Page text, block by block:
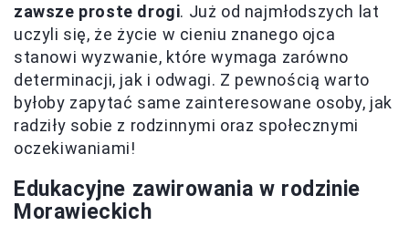
zawsze proste drogi. Już od najmłodszych lat
uczyli się, że życie w cieniu znanego ojca
stanowi wyzwanie, które wymaga zarówno
determinacji, jak i odwagi. Z pewnością warto
byłoby zapytać same zainteresowane osoby, jak
radziły sobie z rodzinnymi oraz społecznymi
oczekiwaniami!
Edukacyjne zawirowania w rodzinie
Morawieckich